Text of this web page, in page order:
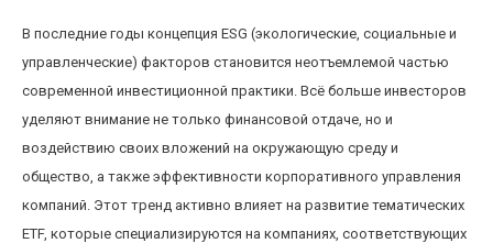
В последние годы концепция ESG (экологические, социальные и
управленческие) факторов становится неотъемлемой частью
современной инвестиционной практики. Всё больше инвесторов
уделяют внимание не только финансовой отдаче, но и
воздействию своих вложений на окружающую среду и
общество, а также эффективности корпоративного управления
компаний. Этот тренд активно влияет на развитие тематических
ETF, которые специализируются на компаниях, соответствующих